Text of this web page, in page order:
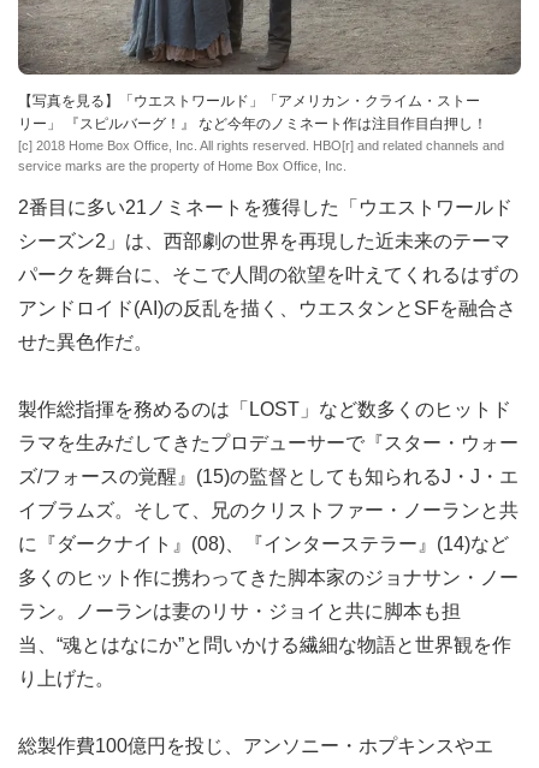
【写真を見る】「ウエストワールド」「アメリカン・クライム・ストー
リー」 『スピルバーグ！』 など今年のノミネート作は注目作目白押し！
[c] 2018 Home Box Office, Inc. All rights reserved. HBO[r] and related channels and
service marks are the property of Home Box Office, Inc.
2番目に多い21ノミネートを獲得した「ウエストワールド
シーズン2」は、西部劇の世界を再現した近未来のテーマ
パークを舞台に、そこで人間の欲望を叶えてくれるはずの
アンドロイド(AI)の反乱を描く、ウエスタンとSFを融合さ
せた異色作だ。
製作総指揮を務めるのは「LOST」など数多くのヒットド
ラマを生みだしてきたプロデューサーで『スター・ウォー
ズ/フォースの覚醒』(15)の監督としても知られるJ・J・エ
イブラムズ。そして、兄のクリストファー・ノーランと共
に『ダークナイト』(08)、『インターステラー』(14)など
多くのヒット作に携わってきた脚本家のジョナサン・ノー
ラン。ノーランは妻のリサ・ジョイと共に脚本も担
当、“魂とはなにか”と問いかける繊細な物語と世界観を作
り上げた。
総製作費100億円を投じ、アンソニー・ホプキンスやエ